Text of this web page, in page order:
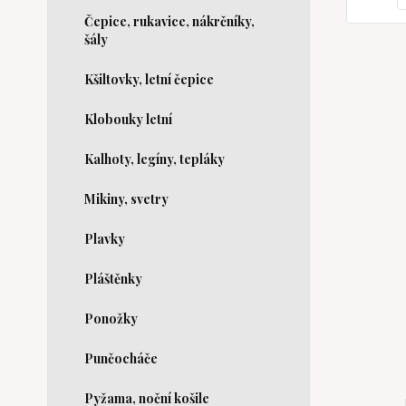
Čepice, rukavice, nákrčníky,
šály
Kšiltovky, letní čepice
Klobouky letní
Kalhoty, legíny, tepláky
Mikiny, svetry
Plavky
Pláštěnky
Ponožky
Punčocháče
Pyžama, noční košile